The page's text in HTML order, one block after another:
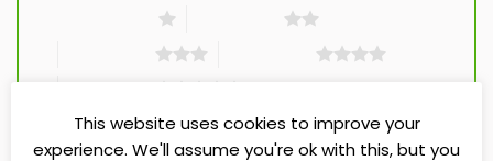
Recenzia ta*
This website uses cookies to improve your
experience. We'll assume you're ok with this, but you